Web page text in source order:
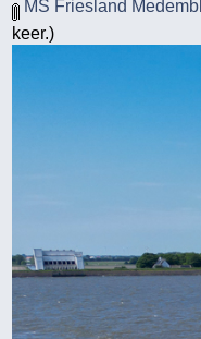
MS Friesland
keer.)